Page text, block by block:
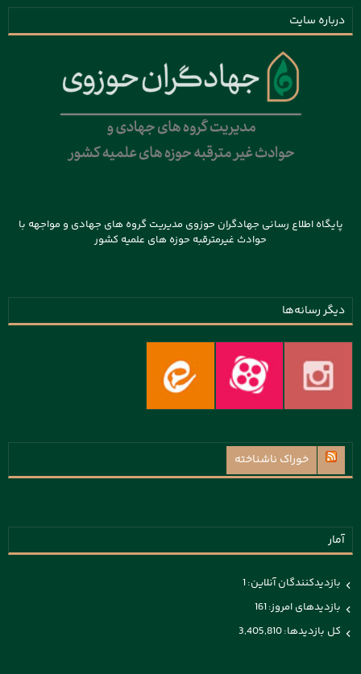
درباره سایت
پایگاه اطلاع رسانی جهادگران حوزوی مدیریت گروه های جهادی و مواجهه با
حوادث غیرمترقبه حوزه های علمیه کشور
دیگر رسانه‌ها
خوراک ناشناخته
آمار
بازدیدکنندگان آنلاین:1
بازدیدهای امروز:161
کل بازدیدها:3,405,810